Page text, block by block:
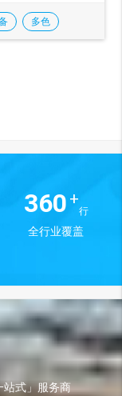
多色
360 +
行
全行业覆盖
式」服务商